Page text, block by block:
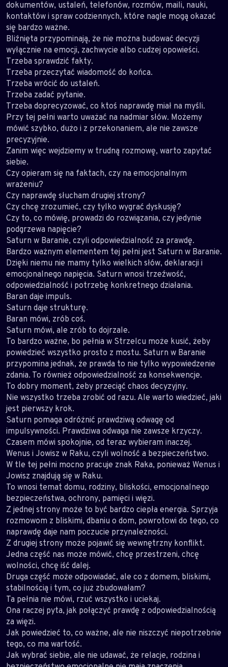
dokumentów, ustaleń, telefonów, rozmów, maili, nauki,
kontaktów i spraw codziennych, które nagle mogą okazać
się bardzo ważne.
Bliźnięta przypominają, że nie można budować decyzji
wyłącznie na emocji, zachwycie albo cudzej opowieści.
Trzeba sprawdzić fakty.
Trzeba przeczytać wiadomość do końca.
Trzeba wrócić do ustaleń.
Trzeba zadać pytanie.
Trzeba doprecyzować, co ktoś naprawdę miał na myśli.
Przy tej pełni warto uważać na nadmiar słów. Możemy
mówić szybko, dużo i z przekonaniem, ale nie zawsze
precyzyjnie.
Zanim więc wejdziemy w trudną rozmowę, warto zapytać
siebie.
Czy opieram się na faktach, czy na emocjonalnym
wrażeniu?
Czy naprawdę słucham drugiej strony?
Czy chcę zrozumieć, czy tylko wygrać dyskusję?
Czy to, co mówię, prowadzi do rozwiązania, czy jedynie
podgrzewa napięcie?
Saturn w Baranie, czyli odpowiedzialność za prawdę.
Bardzo ważnym elementem tej pełni jest Saturn w Baranie.
Dzięki niemu nie mamy tylko wielkich słów, deklaracji i
emocjonalnego napięcia. Saturn wnosi trzeźwość,
odpowiedzialność i potrzebę konkretnego działania.
Baran daje impuls.
Saturn daje strukturę.
Baran mówi, zrób coś.
Saturn mówi, ale zrób to dojrzale.
To bardzo ważne, bo pełnia w Strzelcu może kusić, żeby
powiedzieć wszystko prosto z mostu. Saturn w Baranie
przypomina jednak, że prawda to nie tylko wypowiedzenie
zdania. To również odpowiedzialność za konsekwencje.
To dobry moment, żeby przeciąć chaos decyzyjny.
Nie wszystko trzeba zrobić od razu. Ale warto wiedzieć, jaki
jest pierwszy krok.
Saturn pomaga odróżnić prawdziwą odwagę od
impulsywności. Prawdziwa odwaga nie zawsze krzyczy.
Czasem mówi spokojnie, od teraz wybieram inaczej.
Wenus i Jowisz w Raku, czyli wolność a bezpieczeństwo.
W tle tej pełni mocno pracuje znak Raka, ponieważ Wenus i
Jowisz znajdują się w Raku.
To wnosi temat domu, rodziny, bliskości, emocjonalnego
bezpieczeństwa, ochrony, pamięci i więzi.
Z jednej strony może to być bardzo ciepła energia. Sprzyja
rozmowom z bliskimi, dbaniu o dom, powrotowi do tego, co
naprawdę daje nam poczucie przynależności.
Z drugiej strony może pojawić się wewnętrzny konflikt.
Jedna część nas może mówić, chcę przestrzeni, chcę
wolności, chcę iść dalej.
Druga część może odpowiadać, ale co z domem, bliskimi,
stabilnością i tym, co już zbudowałam?
Ta pełnia nie mówi, rzuć wszystko i uciekaj.
Ona raczej pyta, jak połączyć prawdę z odpowiedzialnością
za więzi.
Jak powiedzieć to, co ważne, ale nie niszczyć niepotrzebnie
tego, co ma wartość.
Jak wybrać siebie, ale nie udawać, że relacje, rodzina i